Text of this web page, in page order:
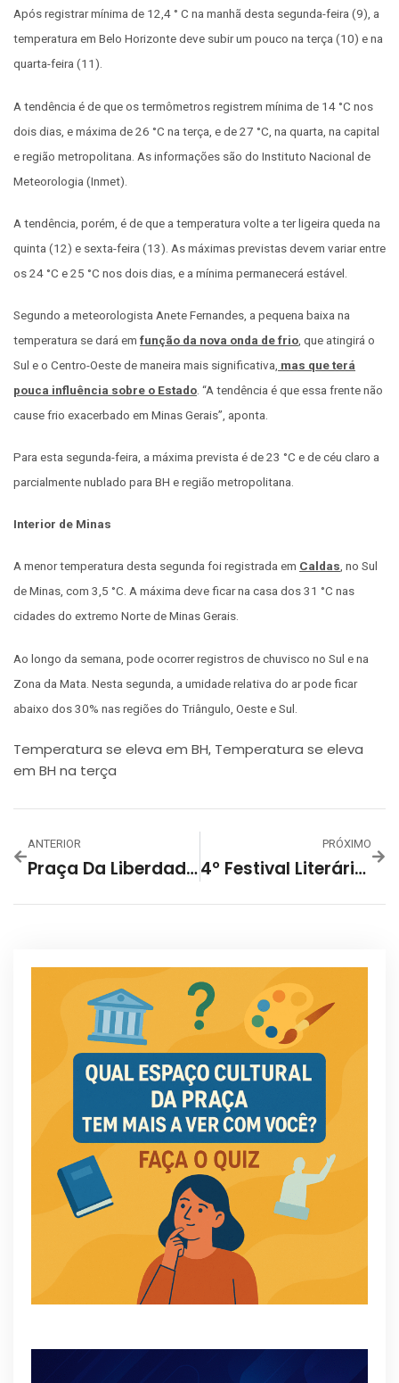
Após registrar mínima de 12,4 ° C na manhã desta segunda-feira (9), a
temperatura em Belo Horizonte deve subir um pouco na terça (10) e na
quarta-feira (11).
A tendência é de que os termômetros registrem mínima de 14 °C nos
dois dias, e máxima de 26 °C na terça, e de 27 °C, na quarta, na capital
e região metropolitana. As informações são do Instituto Nacional de
Meteorologia (Inmet).
A tendência, porém, é de que a temperatura volte a ter ligeira queda na
quinta (12) e sexta-feira (13). As máximas previstas devem variar entre
os 24 °C e 25 °C nos dois dias, e a mínima permanecerá estável.
Segundo a meteorologista Anete Fernandes, a pequena baixa na
temperatura se dará em função da nova onda de frio , que atingirá o
Sul e o Centro-Oeste de maneira mais significativa, mas que terá
pouca influência sobre o Estado . “A tendência é que essa frente não
cause frio exacerbado em Minas Gerais”, aponta.
Para esta segunda-feira, a máxima prevista é de 23 °C e de céu claro a
parcialmente nublado para BH e região metropolitana.
Interior de Minas
A menor temperatura desta segunda foi registrada em Caldas, no Sul
de Minas, com 3,5 °C. A máxima deve ficar na casa dos 31 °C nas
cidades do extremo Norte de Minas Gerais.
Ao longo da semana, pode ocorrer registros de chuvisco no Sul e na
Zona da Mata. Nesta segunda, a umidade relativa do ar pode ficar
abaixo dos 30% nas regiões do Triângulo, Oeste e Sul.
Temperatura se eleva em BH, Temperatura se eleva
em BH na terça
ANTERIOR
Praça Da Liberdade E Suas Joias Arquitetônicas
PRÓXIMO
4º Festival Literário Internacional De BH Começa